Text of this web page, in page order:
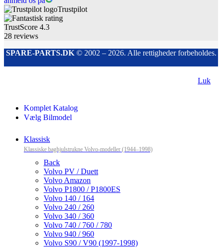
Trustpilot
TrustScore 4.3
28 reviews
SPARE-PARTS.DK© 2002 – 2026. Alle rettigheder forbeholdes.
Luk
Komplet Katalog
Vælg Bilmodel
Klassisk
Klassiske baghjulstrukne Volvo-modeller (1944–1998)
Back
Volvo PV / Duett
Volvo Amazon
Volvo P1800 / P1800ES
Volvo 140 / 164
Volvo 240 / 260
Volvo 340 / 360
Volvo 740 / 760 / 780
Volvo 940 / 960
Volvo S90 / V90 (1997-1998)